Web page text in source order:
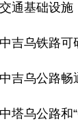
通基础设施
吉乌铁路可
吉乌公路畅
塔乌公路和